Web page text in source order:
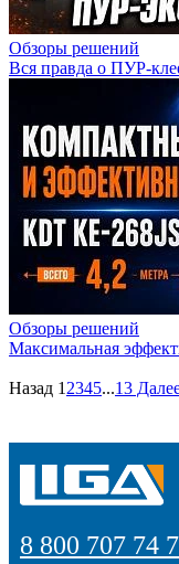
Обзоры решений
Вся правда о ПУР-
Обзоры решений
Максимальная
Назад 1 2345...13
8 800 707 74